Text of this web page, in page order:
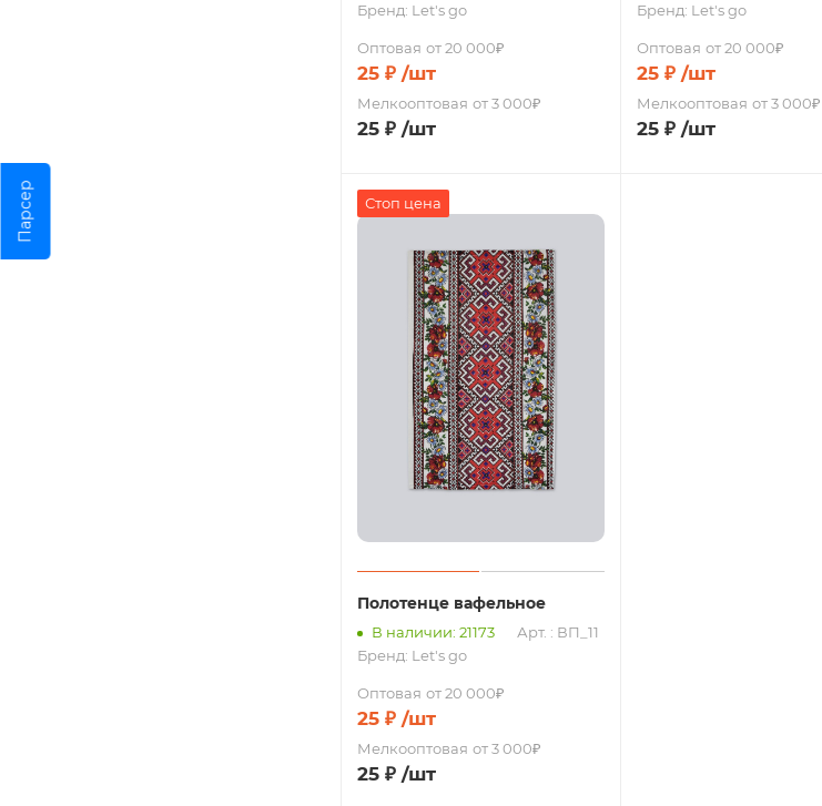
Бренд: Let's go
Оптовая от 20 000₽
25 ₽ /шт
Мелкооптовая от 3 000₽
25 ₽ /шт
Бренд: Let's go
Оптовая от 20 000₽
25₽ /шт
Мелкооптовая от 3 000₽
25₽ /шт
Стоп цена
Полотенце вафельное
В наличии: 21173
Арт. : ВП_11
Бренд: Let's go
Оптовая от 20 000₽
25 ₽ /шт
Мелкооптовая от 3 000₽
25 ₽ /шт
Парсер